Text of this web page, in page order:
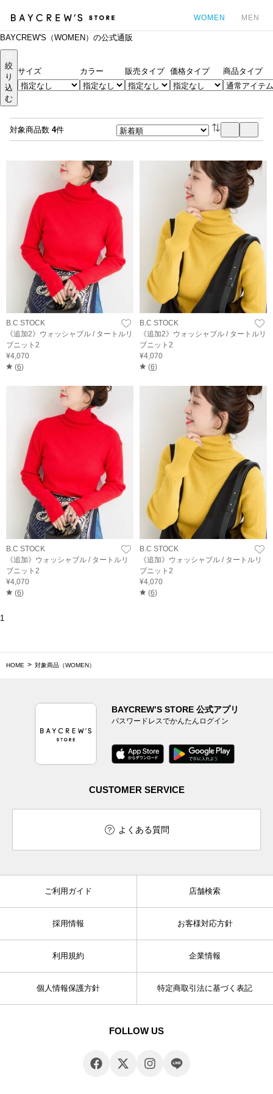
WOMEN MEN
BAYCREW'S（WOMEN）の公式通販
絞
り
込
む
サイズ カラー 販売タイプ 価格タイプ 商品タイプ
対象商品数 4件
B.C STOCK
《追加2》ウォッシャブル / タートルリ
ブニット2
¥4,070
(6)
B.C STOCK
《追加2》ウォッシャブル / タートルリ
ブニット2
¥4,070
(6)
B.C STOCK
《追加》ウォッシャブル / タートルリ
ブニット2
¥4,070
(6)
B.C STOCK
《追加》ウォッシャブル / タートルリ
ブニット2
¥4,070
(6)
1
HOME 対象商品（WOMEN）
BAYCREW’S STORE 公式アプリ
パスワードレスでかんたんログイン
CUSTOMER SERVICE
よくある質問
ご利用ガイド 店舗検索
採用情報 お客様対応方針
利用規約 企業情報
個人情報保護方針 特定商取引法に基づく表記
FOLLOW US